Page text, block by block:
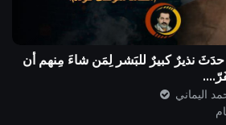
حدَثَ نذيرٌ كبيرٌ للبَشر لِمَن شاءَ مِنهم أن
اليماني